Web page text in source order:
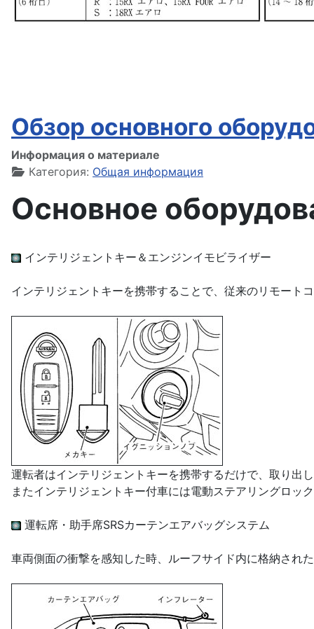
Обзор основного
Информация о материале
Категория: Общая информация
Основное
インテリジェントキー＆エンジンイモビライザー
インテリジェントキーを携帯することで、従来のリモート
運転者はインテリジェントキーを携帯するだけで、取り出
またインテリジェントキー付車には電動ステアリングロッ
運転席・助手席SRSカーテンエアバッグシステム
車両側面の衝撃を感知した時、ルーフサイド内に格納され